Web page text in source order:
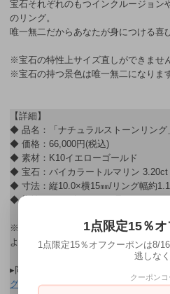
宝石それぞれのもつインクルージョン
のリング。
唯一無二だからあなたが身につける喜
※宝石の特性上サイズ直しができませ
※宝石の持つ景色は唯一無二になりま
【詳細】
◆ 品名：「ナチュラルストーンリング
◆ 価格：66,000円(税込)
◆ 素材：K10イエローゴールド
◆ 宝石：バイカラートルマリン 3.20ct
◆ 寸法：縦10.0×横15㎜/リング幅約
◆ 指輪のサイズ：10〜11号
※ ギフト用ラッピングをご希望され
よりお申し込み下さい。
▸同シリーズのその他のデザインはこ
グシリーズ】
1点限定15％
1点限定15％オフクーポンは8/
逃しなく
クーポンコ